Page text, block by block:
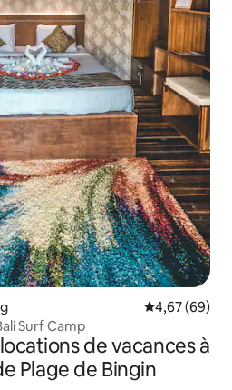
Évaluation
4,67 (69)
Surf Camp
de vacances à
Plage de Bingin